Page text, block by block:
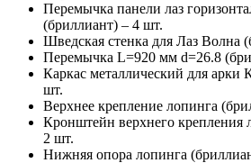
Перемычка панели лаз
(бриллиант) – 4 шт.
Шведская стенка для Лаз Волна
Перемычка L=920 мм d=26.8
Каркас металлический для арки
шт.
Верхнее крепление лопинга
Кронштейн верхнего крепления
2 шт.
Нижняя опора лопинга